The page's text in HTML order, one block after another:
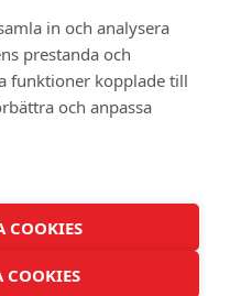
in och analysera
prestanda och
funktioner kopplade till
och anpassa
COOKIES
COOKIES